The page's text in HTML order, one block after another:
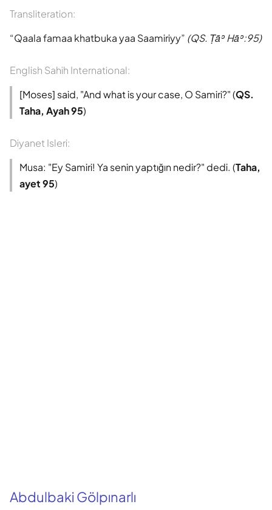
Ömer Nasuhi Bilmen
Şaban Piriş
Suat Yıldırım
Transliteration:
Qaala famaa khatbuka yaa Saamiriyy (QS. Ṭāʾ Hāʾ:95)
English Sahih International:
[Moses] said, "And what is your case, O Samiri?" (QS.
Taha, Ayah 95)
Diyanet Isleri:
Musa: "Ey Samiri! Ya senin yaptığın nedir?" dedi. (Taha,
ayet 95)
Abdulbaki Gölpınarlı